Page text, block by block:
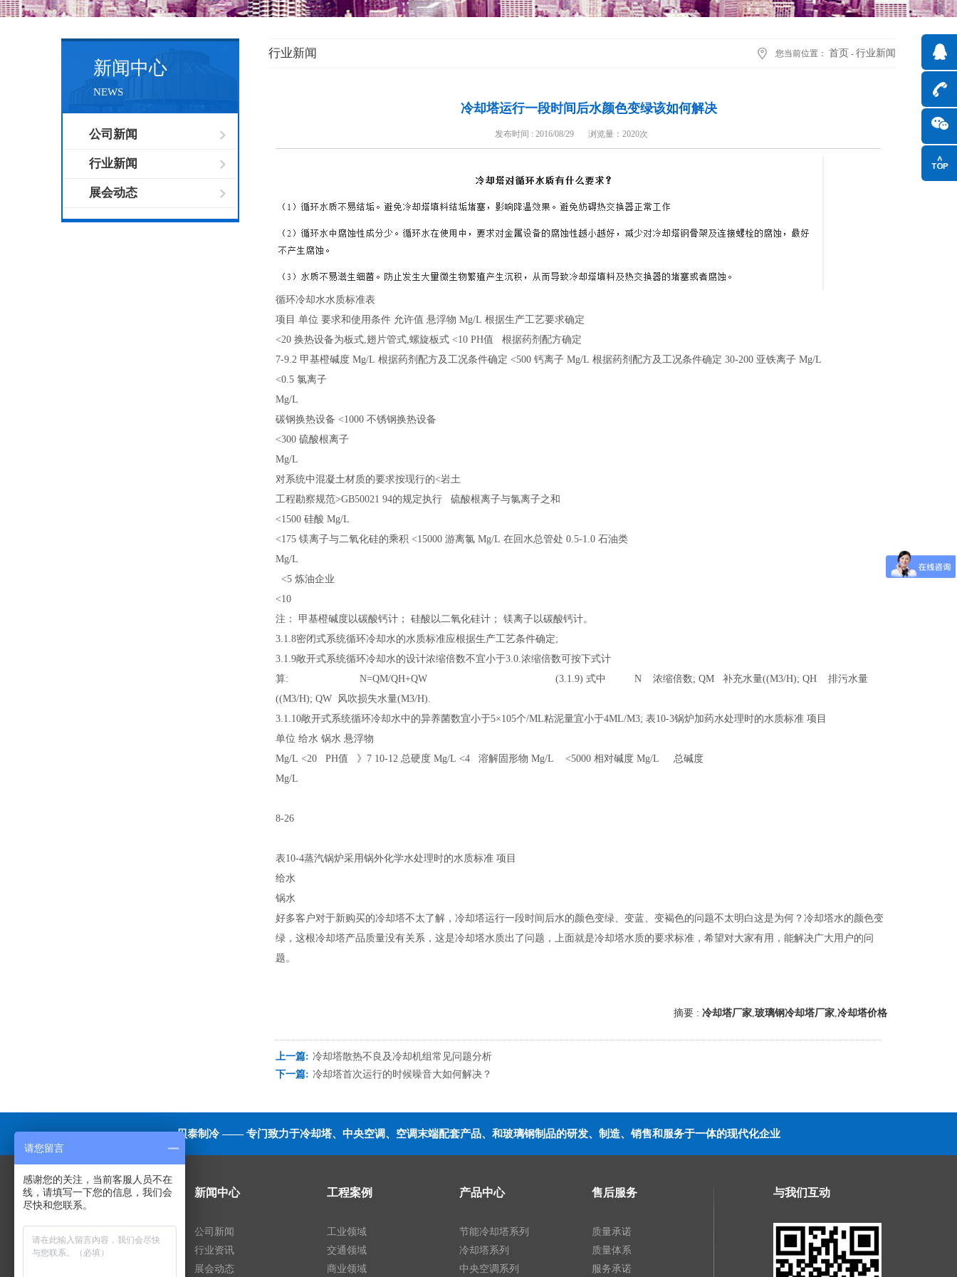
新闻中心
NEWS
公司新闻
行业新闻
展会动态
行业新闻 您当前位置： 首页 - 行业新闻
冷却塔运行一段时间后水颜色变绿该如何解决
发布时间 : 2016/08/29 浏览量： 2020次
循环冷却水水质标准表
项目 单位 要求和使用条件 允许值 悬浮物 Mg/L 根据生产工艺要求确定
<20 换热设备为板式,翅片管式,螺旋板式 <10 PH值 根据药剂配方确定
7-9.2 甲基橙碱度 Mg/L 根据药剂配方及工况条件确定 <500 钙离子 Mg/L 根据药剂配方及工况条件确定 30-200 亚铁离子 Mg/L
<0.5 氯离子
Mg/L
碳钢换热设备 <1000 不锈钢换热设备
<300 硫酸根离子
Mg/L
对系统中混凝土材质的要求按现行的<岩土
工程勘察规范>GB50021 94的规定执行 硫酸根离子与氯离子之和
<1500 硅酸 Mg/L
<175 镁离子与二氧化硅的乘积 <15000 游离氯 Mg/L 在回水总管处 0.5-1.0 石油类
Mg/L
<5 炼油企业
<10
注： 甲基橙碱度以碳酸钙计； 硅酸以二氧化硅计； 镁离子以碳酸钙计。
3.1.8密闭式系统循环冷却水的水质标准应根据生产工艺条件确定;
3.1.9敞开式系统循环冷却水的设计浓缩倍数不宜小于3.0.浓缩倍数可按下式计
算: N=QM/QH+QW (3.1.9) 式中 N 浓缩倍数; QM 补充水量((M3/H); QH 排污水量
((M3/H); QW 风吹损失水量(M3/H).
3.1.10敞开式系统循环冷却水中的异养菌数宜小于5×105个/ML粘泥量宜小于4ML/M3; 表10-3锅炉加药水处理时的水质标准 项目
单位 给水 锅水 悬浮物
Mg/L <20 PH值 》7 10-12 总硬度 Mg/L <4 溶解固形物 Mg/L <5000 相对碱度 Mg/L 总碱度
Mg/L
8-26
表10-4蒸汽锅炉采用锅外化学水处理时的水质标准 项目
给水
锅水
好多客户对于新购买的冷却塔不太了解，冷却塔运行一段时间后水的颜色变绿、变蓝、变褐色的问题不太明白这是为何？冷却塔水的颜色变
绿，这根冷却塔产品质量没有关系，这是冷却塔水质出了问题，上面就是冷却塔水质的要求标准，希望对大家有用，能解决广大用户的问
题。
摘要 : 冷却塔厂家,玻璃钢冷却塔厂家,冷却塔价格
上一篇: 冷却塔散热不良及冷却机组常见问题分析
下一篇: 冷却塔首次运行的时候噪音大如何解决？
贝泰制冷 —— 专门致力于冷却塔、中央空调、空调末端配套产品、和玻璃钢制品的研发、制造、销售和服务于一体的现代化企业
走进贝泰
企业文化
新闻中心
公司新闻
行业资讯
展会动态
工程案例
工业领域
交通领域
商业领域
产品中心
节能冷却塔系列
冷却塔系列
中央空调系列
售后服务
质量承诺
质量体系
服务承诺
与我们互动
请您留言
感谢您的关注，当前客服人员不在
线，请填写一下您的信息，我们会
尽快和您联系。